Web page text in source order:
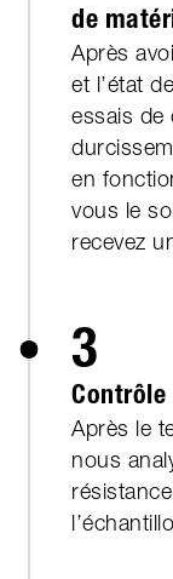
de
Après
et l’état
essais de
en
vous le
recevez
3
Après le
nous